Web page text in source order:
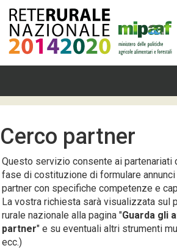
Cerco partner
Questo servizio consente ai partenariati
fase di costituzione di formulare
partner con specifiche competenze e
La vostra richiesta sarà visualizzata sul
rurale nazionale alla pagina "Guarda gli
partner" e su eventuali altri strumenti
ecc.)